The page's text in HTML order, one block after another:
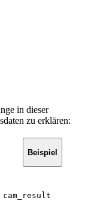
in dieser
zu erklären:
Beispiel
cam_result